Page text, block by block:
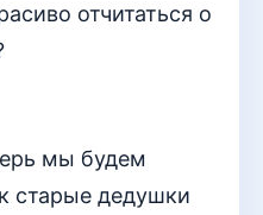
отчитаться о
мы будем
старые дедушки